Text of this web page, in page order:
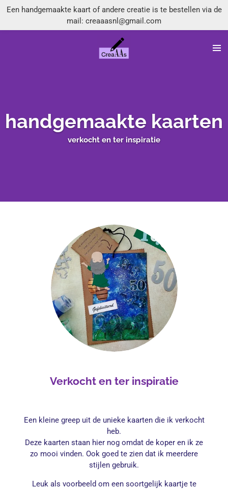
Ga
naar
Een handgemaakte kaart of andere creatie is te bestellen via de
mail: creaaasnl@gmail.com
handgemaakte kaarten
verkocht en ter inspiratie
Verkocht en ter inspiratie
Een kleine greep uit de unieke kaarten die ik verkocht
heb.
Deze kaarten staan hier nog omdat de koper en ik ze
zo mooi vinden. Ook goed te zien dat ik meerdere
stijlen gebruik.
Leuk als voorbeeld om een soortgelijk kaartje te